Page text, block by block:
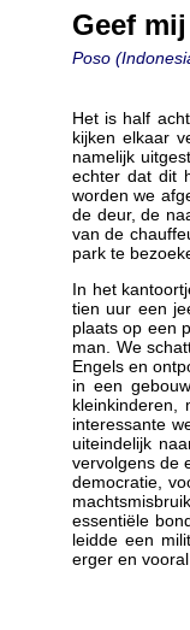
Geef
Poso
Het is half
kijken elkaar
namelijk
echter dat dit
worden we
de deur, de
van de
park te
In het
tien uur een
plaats op een
man. We
Engels en
in een
kleinkinderen,
interessante
uiteindelijk
vervolgens de
democratie,
essentiële
leidde een
erger en